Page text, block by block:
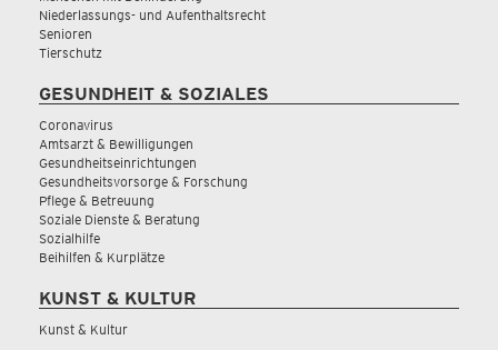
Niederlassungs- und Aufenthaltsrecht
Senioren
Tierschutz
GESUNDHEIT & SOZIALES
Coronavirus
Amtsarzt & Bewilligungen
Gesundheitseinrichtungen
Gesundheitsvorsorge & Forschung
Pflege & Betreuung
Soziale Dienste & Beratung
Sozialhilfe
Beihilfen & Kurplätze
KUNST & KULTUR
Kunst & Kultur